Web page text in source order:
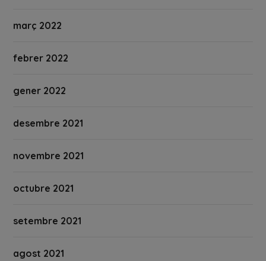
març 2022
febrer 2022
gener 2022
desembre 2021
novembre 2021
octubre 2021
setembre 2021
agost 2021